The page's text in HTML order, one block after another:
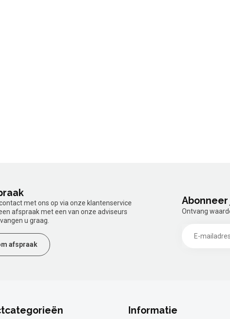
met ons op via onze klantenservice
afspraak met een van onze adviseurs
u graag.
afspraak
Ontvang
Informatie